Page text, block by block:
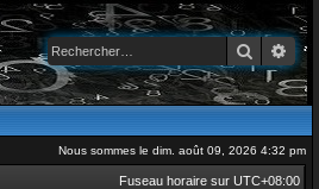
Nous sommes le dim. août 09, 2026 4:32 pm
Fuseau horaire sur UTC+08:00